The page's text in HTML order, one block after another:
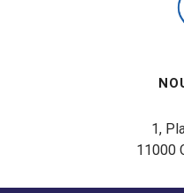
1,
11000